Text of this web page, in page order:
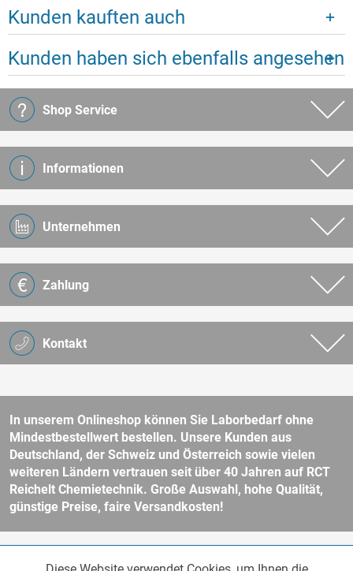
Kunden kauften auch
Kunden haben sich ebenfalls angesehen
Kontakt
Shop Service
Informationen
Unternehmen
Zahlung
In unserem Onlineshop können Sie Laborbedarf ohne
Mindestbestellwert bestellen. Unsere Kunden aus
Deutschland, der Schweiz und Österreich sowie vielen
weiteren Ländern vertrauen seit über 40 Jahren auf RCT
Reichelt Chemietechnik. Große Auswahl, hohe Qualität,
günstige Preise, faire Versandkosten!